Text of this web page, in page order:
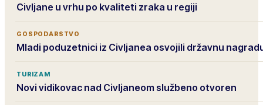
Civljane u vrhu po kvaliteti zraka u regiji
GOSPODARSTVO
Mladi poduzetnici iz Civljanea osvojili državnu
TURIZAM
Novi vidikovac nad Civljaneom službeno otvoren